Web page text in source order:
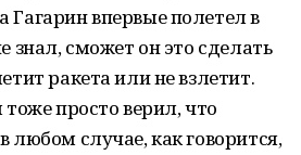
Гагарин впервые полетел в
знал, сможет он это сделать
ракета или не взлетит.
просто верил, что
любом случае, как говорится,